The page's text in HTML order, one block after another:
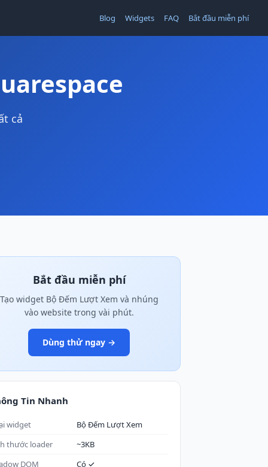
Blog Widgets FAQ Bắt đầu miễn phí
cả
Bắt đầu miễn phí
Tạo widget Bộ Đếm Lượt Xem và nhúng
vào website trong vài phút.
Dùng thử ngay →
Tin Nhanh
widget
Bộ Đếm Lượt Xem
thước loader
~3KB
DOM
Có ✓